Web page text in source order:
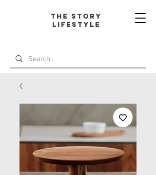
The Story
L ifestyle